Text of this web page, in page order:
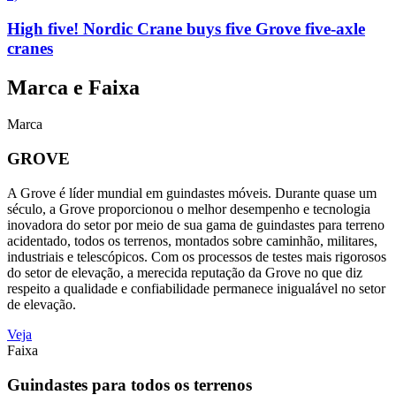
High five! Nordic Crane buys five Grove five-axle
cranes
Marca e Faixa
Marca
GROVE
A Grove é líder mundial em guindastes móveis. Durante quase um
século, a Grove proporcionou o melhor desempenho e tecnologia
inovadora do setor por meio de sua gama de guindastes para terreno
acidentado, todos os terrenos, montados sobre caminhão, militares,
industriais e telescópicos. Com os processos de testes mais rigorosos
do setor de elevação, a merecida reputação da Grove no que diz
respeito a qualidade e confiabilidade permanece inigualável no setor
de elevação.
Veja
Faixa
Guindastes para todos os terrenos